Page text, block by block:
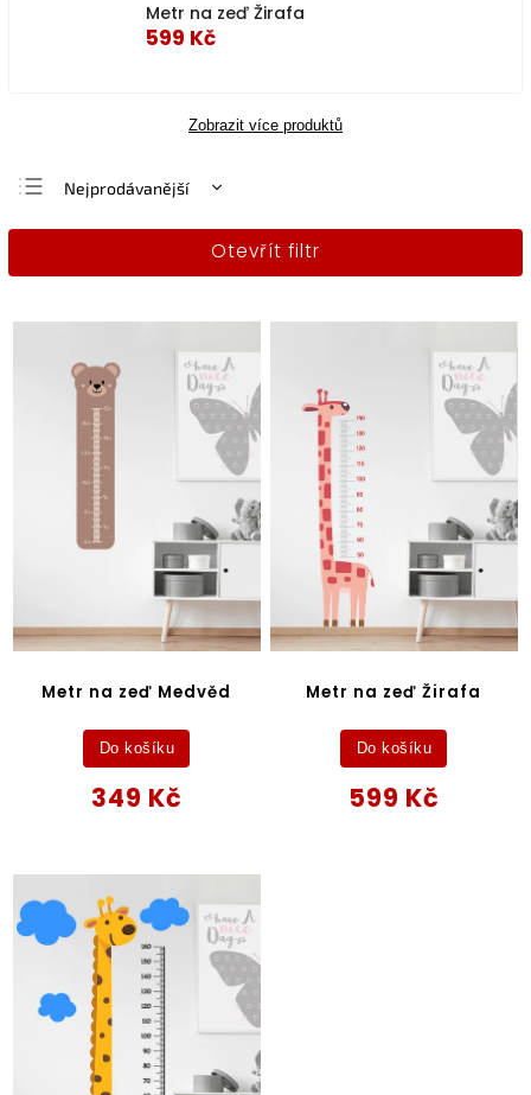
Metr na zeď Žirafa
599 Kč
Zobrazit více produktů
Nejprodávanější
Nejlevnější
Otevřít filtr
Metr na zeď Medvěd
349 Kč
Do košíku
Metr na zeď Žirafa
599 Kč
Do košíku